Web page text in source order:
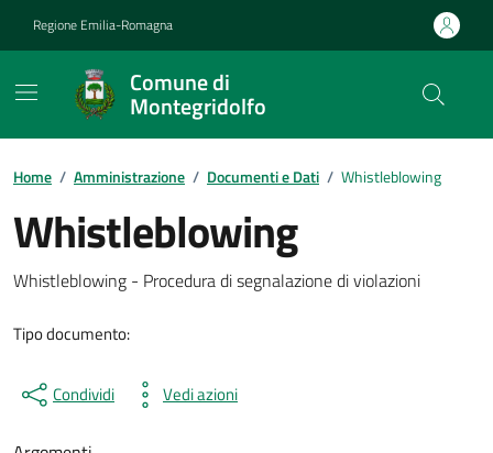
Regione Emilia-Romagna
Comune di
Montegridolfo
Contenuti in evidenza
Home / Amministrazione / Documenti e Dati / Whistleblowing
Whistleblowing
Dettagli del documento
Whistleblowing - Procedura di segnalazione di violazioni
Tipo documento:
Condividi Vedi azioni